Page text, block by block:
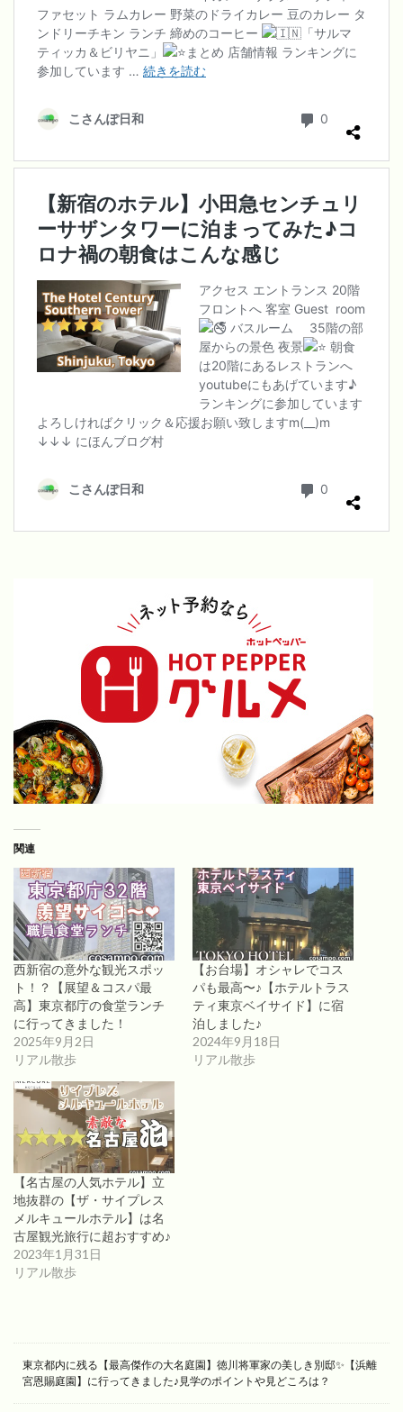
関連
西新宿の意外な観光スポッ
ト！？【展望＆コスパ最
高】東京都庁の食堂ランチ
に行ってきました！
2025年9月2日
リアル散歩
【お台場】オシャレでコス
パも最高〜♪【ホテルトラス
ティ東京ベイサイド】に宿
泊しました♪
2024年9月18日
リアル散歩
【名古屋の人気ホテル】立
地抜群の【ザ・サイプレス
メルキュールホテル】は名
古屋観光旅行に超おすすめ♪
2023年1月31日
リアル散歩
東京都内に残る【最高傑作の大名庭園】徳川将軍家の美しき別邸✨【浜離
宮恩賜庭園】に行ってきました♪見学のポイントや見どころは？